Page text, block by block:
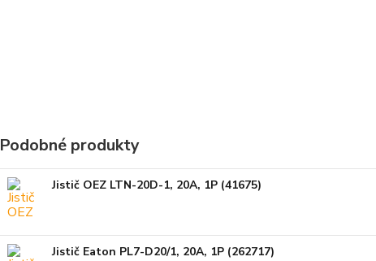
Podobné produkty
Jistič OEZ LTN-20D-1, 20A, 1P (41675)
Jistič Eaton PL7-D20/1, 20A, 1P (262717)